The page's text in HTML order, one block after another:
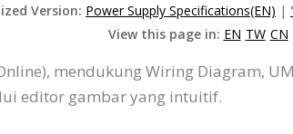
Version: Power Supply Specifications(EN) |
View this page in: EN TW CN
mendukung Wiring Diagram,
editor gambar yang intuitif.